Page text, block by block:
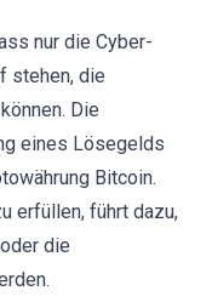
nur die Cyber-
stehen, die
Die
eines Lösegelds
Bitcoin.
erfüllen, führt dazu,
die